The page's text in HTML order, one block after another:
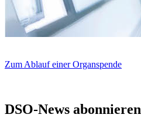
Zum Ablauf einer Organspende
DSO-News abonnieren